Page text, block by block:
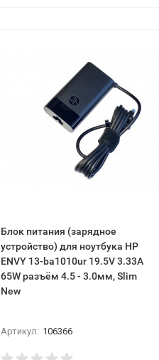
Блок питaния (зарядное
устройство) для ноутбука НР
ЕNVY 13-bа1010ur 19.5V 3.33А
65W разъём 4.5 - 3.0мм, Ѕlіm
New
Артикул: 106366